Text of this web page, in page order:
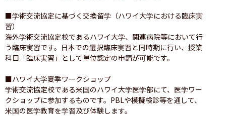
■学術交流協定に基づく交換留学（ハワイ大学における臨床実
習）
海外学術交流協定校であるハワイ大学、関連病院等において行
う臨床実習です。日本での選択臨床実習と同時期に行い、授業
科目「臨床実習」として単位認定の申請が可能です。
■ハワイ大学夏季ワークショップ
学術交流協定校である米国のハワイ大学医学部にて、医学ワー
クショップに参加するものです。PBLや模擬検診等を通して、
米国の医学教育を学習及び体験します。